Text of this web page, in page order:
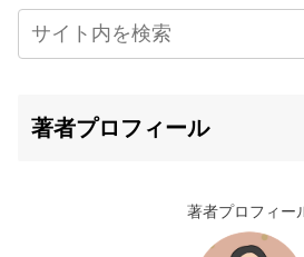
著者プロフィール
著者プロフィー